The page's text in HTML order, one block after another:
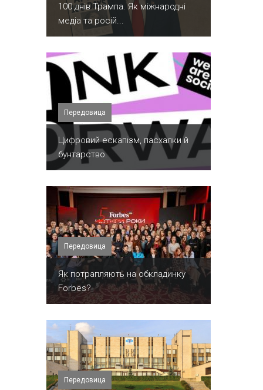
100 днів Трампа. Як міжнародні
медіа та росій...
Передовица
​Цифровий ескапізм, пасхалки й
бунтарство.
Передовица
​Як потрапляють на обкладинку
Forbes?
Передовица